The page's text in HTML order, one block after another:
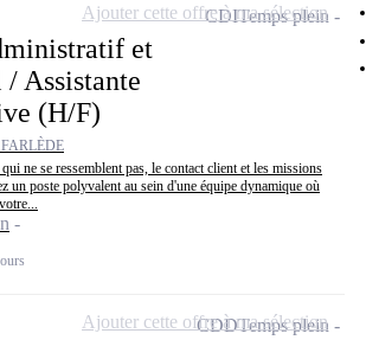
et
Assistante
(H/F)
ne se ressemblent pas, le contact client et les missions
un poste polyvalent au sein d'une équipe dynamique où
CDITemps plein
Ajouter cette offre à ma sélection
CDDTemps plein
Ajouter cette offre à ma sélection